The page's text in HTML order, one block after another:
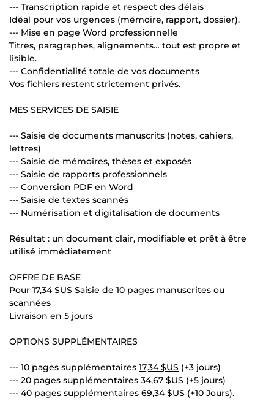
--- Transcription rapide et respect des délais
Idéal pour vos urgences (mémoire, rapport, dossier).
--- Mise en page Word professionnelle
Titres, paragraphes, alignements… tout est propre et
lisible.
--- Confidentialité totale de vos documents
Vos fichiers restent strictement privés.
MES SERVICES DE SAISIE
--- Saisie de documents manuscrits (notes, cahiers,
lettres)
--- Saisie de mémoires, thèses et exposés
--- Saisie de rapports professionnels
--- Conversion PDF en Word
--- Saisie de textes scannés
--- Numérisation et digitalisation de documents
Résultat : un document clair, modifiable et prêt à être
utilisé immédiatement
OFFRE DE BASE
Pour 17,34 $US Saisie de 10 pages manuscrites ou
scannées
Livraison en 5 jours
OPTIONS SUPPLÉMENTAIRES
--- 10 pages supplémentaires 17,34 $US (+3 jours)
--- 20 pages supplémentaires 34,67 $US (+5 jours)
--- 40 pages supplémentaires 69,34 $US (+10 Jours).